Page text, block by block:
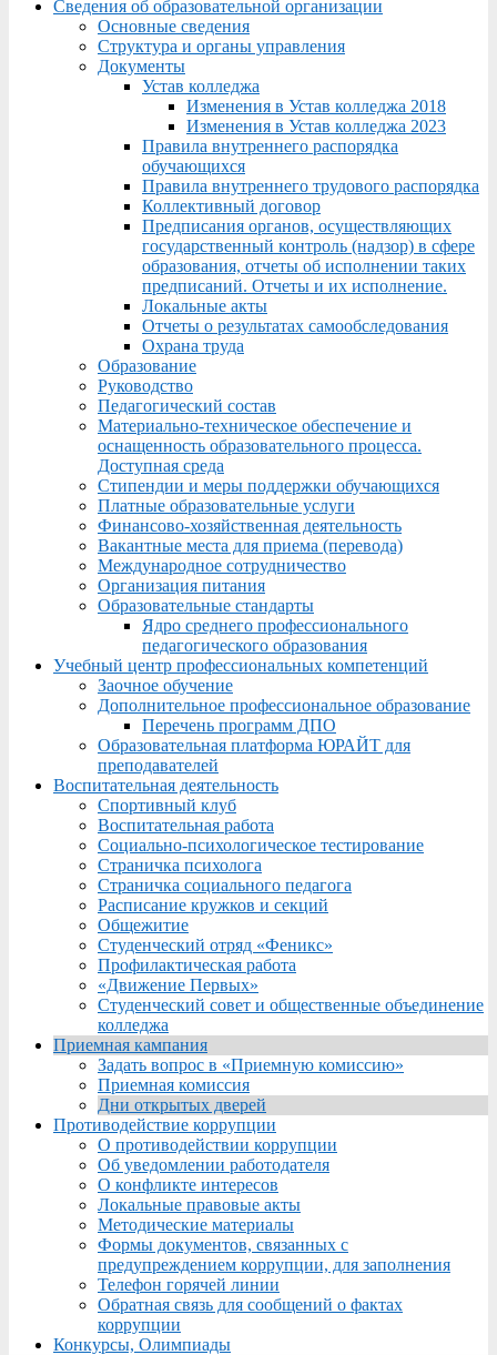
Menu
Сведения об образовательной организации
Основные сведения
Структура и органы управления
Документы
Устав колледжа
Изменения в Устав колледжа 2018
Изменения в Устав колледжа 2023
Правила внутреннего распорядка
обучающихся
Правила внутреннего трудового распорядка
Коллективный договор
Предписания органов, осуществляющих
государственный контроль (надзор) в сфере
образования, отчеты об исполнении таких
предписаний. Отчеты и их исполнение.
Локальные акты
Отчеты о результатах самообследования
Охрана труда
Образование
Руководство
Педагогический состав
Материально-техническое обеспечение и
оснащенность образовательного процесса.
Доступная среда
Стипендии и меры поддержки обучающихся
Платные образовательные услуги
Финансово-хозяйственная деятельность
Вакантные места для приема (перевода)
Международное сотрудничество
Организация питания
Образовательные стандарты
Ядро среднего профессионального
педагогического образования
Учебный центр профессиональных компетенций
Заочное обучение
Дополнительное профессиональное образование
Перечень программ ДПО
Образовательная платформа ЮРАЙТ для
преподавателей
Воспитательная деятельность
Спортивный клуб
Воспитательная работа
Социально-психологическое тестирование
Страничка психолога
Страничка социального педагога
Расписание кружков и секций
Общежитие
Студенческий отряд «Феникс»
Профилактическая работа
«Движение Первых»
Студенческий совет и общественные объединение
колледжа
Приемная кампания
Задать вопрос в «Приемную комиссию»
Приемная комиссия
Дни открытых дверей
Противодействие коррупции
О противодействии коррупции
Об уведомлении работодателя
О конфликте интересов
Локальные правовые акты
Методические материалы
Формы документов, связанных с
предупреждением коррупции, для заполнения
Телефон горячей линии
Обратная связь для сообщений о фактах
коррупции
Конкурсы, Олимпиады